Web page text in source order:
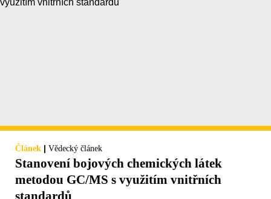
Článek | Vědecký článek
Stanovení bojových chemických látek
metodou GC/MS s využitím vnitřních
standardů